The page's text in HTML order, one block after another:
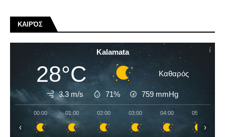
ΚΑΙΡΌΣ
Kalamata
28°C Καθαρός
3.3 m/s 71% 759 mmHg
00:00 01:00 02:00 03:00 04:00 05:00
‹ ›